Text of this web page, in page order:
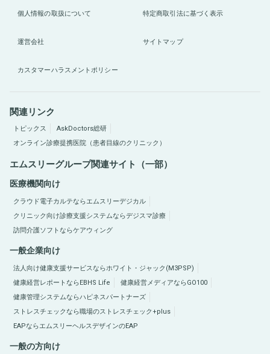
個人情報の取扱について 特定商取引法に基づく表示
運営会社 サイトマップ
カスタマーハラスメントポリシー
関連リンク
トピックス
AskDoctors総研
オンライン診療提携医院（患者目線のクリニック）
エムスリーグループ関連サイト（一部）
医療機関向け
クラウド電子カルテならエムスリーデジカル
クリニック向け診療支援システムならデジスマ診療
訪問介護ソフトならケアウィング
一般企業向け
法人向け健康支援サービスならホワイト・ジャック(M3PSP)
健康経営レポートならEBHS Life
健康経営メディアならGO100
健康管理システムならハピネスパートナーズ
ストレスチェックなら職場のストレスチェック+plus
EAPならエムスリーヘルスデザインのEAP
一般の方向け